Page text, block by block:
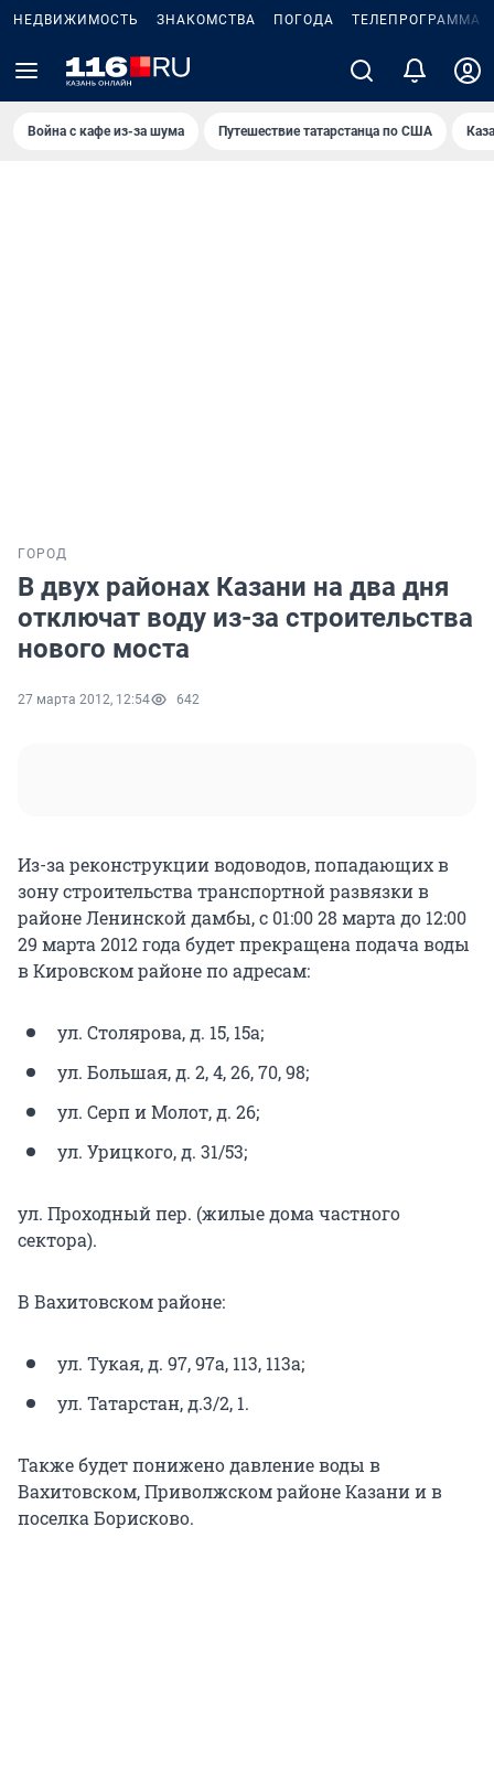
НЕДВИЖИМОСТЬ ЗНАКОМСТВА ПОГОДА ТЕЛЕПРОГРАММА
Война с кафе из-за шума Путешествие татарстанца по США
ГОРОД
В двух районах Казани на два дня
отключат воду из-за строительства
нового моста
27 марта 2012, 12:54 642
Из-за реконструкции водоводов, попадающих в
зону строительства транспортной развязки в
районе Ленинской дамбы, с 01:00 28 марта до 12:00
29 марта 2012 года будет прекращена подача воды
в Кировском районе по адресам:
ул. Столярова, д. 15, 15а;
ул. Большая, д. 2, 4, 26, 70, 98;
ул. Серп и Молот, д. 26;
ул. Урицкого, д. 31/53;
ул. Проходный пер. (жилые дома частного
сектора).
В Вахитовском районе:
ул. Тукая, д. 97, 97а, 113, 113а;
ул. Татарстан, д.3/2, 1.
Также будет понижено давление воды в
Вахитовском, Приволжском районе Казани и в
поселка Борисково.